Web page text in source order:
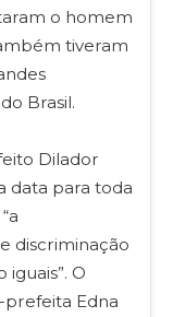
o homem
tiveram
Brasil.
Dilador
data para toda
discriminação
O
Edna